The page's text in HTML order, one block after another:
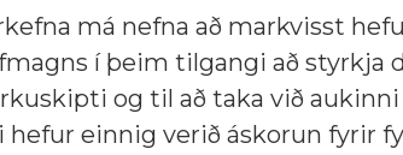
má nefna að markvisst
í þeim tilgangi að styrkja
og til að taka við aukinni
einnig verið áskorun fyrir